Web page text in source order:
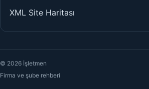
XML Site Haritası
© 2026 İşletmen
Firma ve şube rehberi